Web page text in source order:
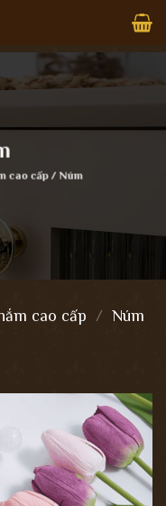
cao cấp / Núm
cao cấp / Núm